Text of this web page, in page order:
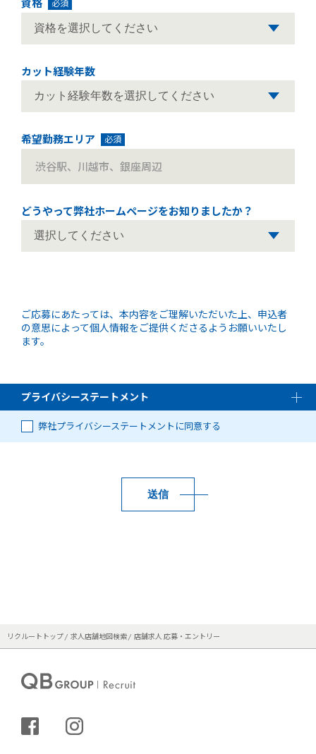
資格 必須
カット経験年数
希望勤務エリア 必須
どうやって弊社ホームページをお知りましたか？
ご応募にあたっては、本内容をご理解いただいた上、申込者
の意思によって個人情報をご提供くださるようお願いいたし
ます。
プライバシーステートメント
弊社プライバシーステートメントに同意する
送信
リクルートトップ 求人店舗地図検索 店舗求人 応募・エントリー
シェアする